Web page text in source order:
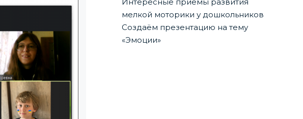
мелкой моторики у дошкольников
Создаём презентацию на тему
«Эмоции»